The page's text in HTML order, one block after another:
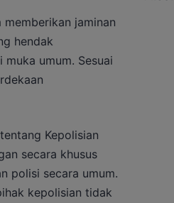
jaminan
hendak
umum. Sesuai
Kepolisian
secara khusus
polisi secara umum.
kepolisian tidak